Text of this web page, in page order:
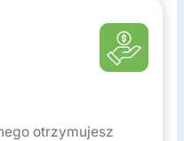
otrzymujesz